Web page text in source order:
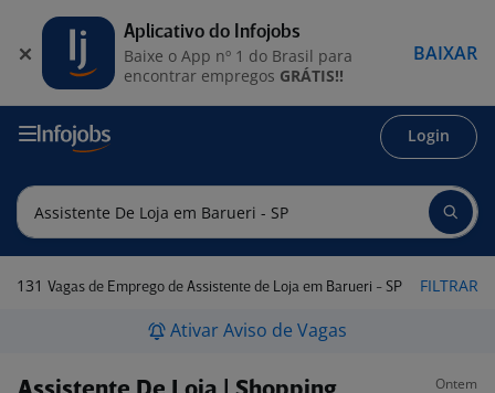
Login
131 Vagas de Emprego de Assistente de Loja em Barueri - SP FILTRAR
Ativar Aviso de Vagas
Ontem
Aplicativo do Infojobs
Baixe o App nº 1 do Brasil para
encontrar empregos GRÁTIS!!
BAIXAR